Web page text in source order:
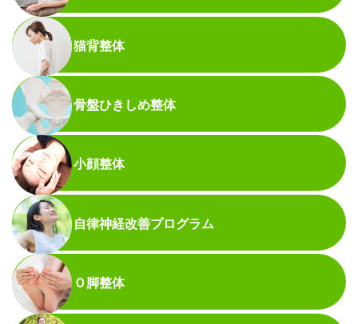
猫背整体
骨盤ひきしめ整体
小顔整体
自律神経改善プログラム
Ｏ脚整体